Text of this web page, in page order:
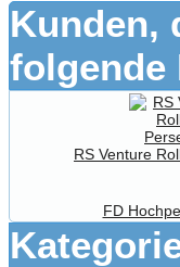
Kunden,
folgende
RS Venture
FD